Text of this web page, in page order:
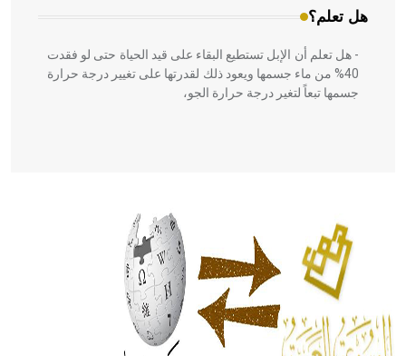
هل تعلم؟
- هل تعلم أن الإبل تستطيع البقاء على قيد الحياة حتى لو فقدت
40% من ماء جسمها ويعود ذلك لقدرتها على تغيير درجة حرارة
جسمها تبعاً لتغير درجة حرارة الجو،
الحكم، الأدلة، تنظيم التغذية، ورسالته في جروح الرأس. ويعود
له الفضل بأنه حرر الطب من الدين والفلسفة.
- هل تعلم أن المرجان إفراز حيواني يتكون في البحر ويتركب
من مادة كربونات الكلسيوم، وهو أحمر أو شديد الحمرة وهو